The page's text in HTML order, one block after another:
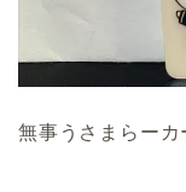
無事うさまらーカ